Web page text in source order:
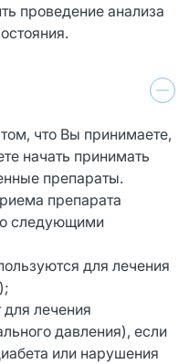
проведение анализа
что Вы принимаете,
начать принимать
препараты.
препарата
следующими
для лечения
лечения
давления), если
или нарушения